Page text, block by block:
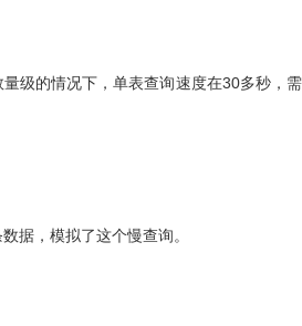
级的情况下，单表查询速度在30多秒，需
据，模拟了这个慢查询。